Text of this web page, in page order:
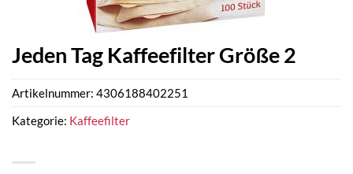
Jeden Tag Kaffeefilter Größe 2
Artikelnummer: 4306188402251
Kategorie: Kaffeefilter